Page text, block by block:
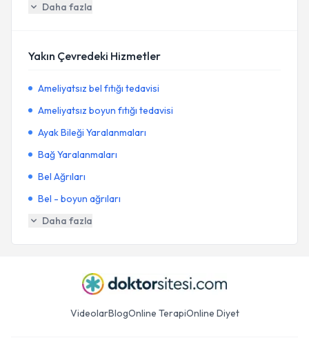
Daha fazla
Yakın Çevredeki Hizmetler
Ameliyatsız bel fıtığı tedavisi
Ameliyatsız boyun fıtığı tedavisi
Ayak Bileği Yaralanmaları
Bağ Yaralanmaları
Bel Ağrıları
Bel - boyun ağrıları
Daha fazla
VideolarBlogOnline TerapiOnline Diyet